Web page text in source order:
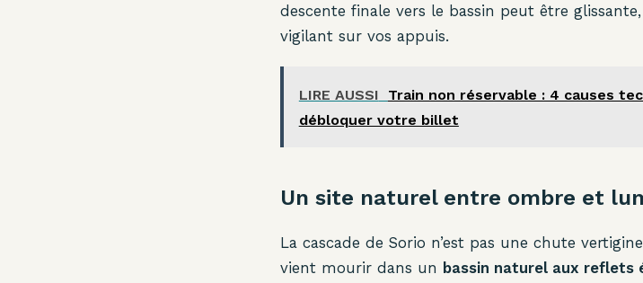
descente finale vers le bassin peut être
vigilant sur vos appuis.
LIRE AUSSI
Train non réservable : 4 causes
débloquer votre billet
Un site naturel entre ombre et
La cascade de Sorio n’est pas une chute
vient mourir dans un bassin naturel aux reflets